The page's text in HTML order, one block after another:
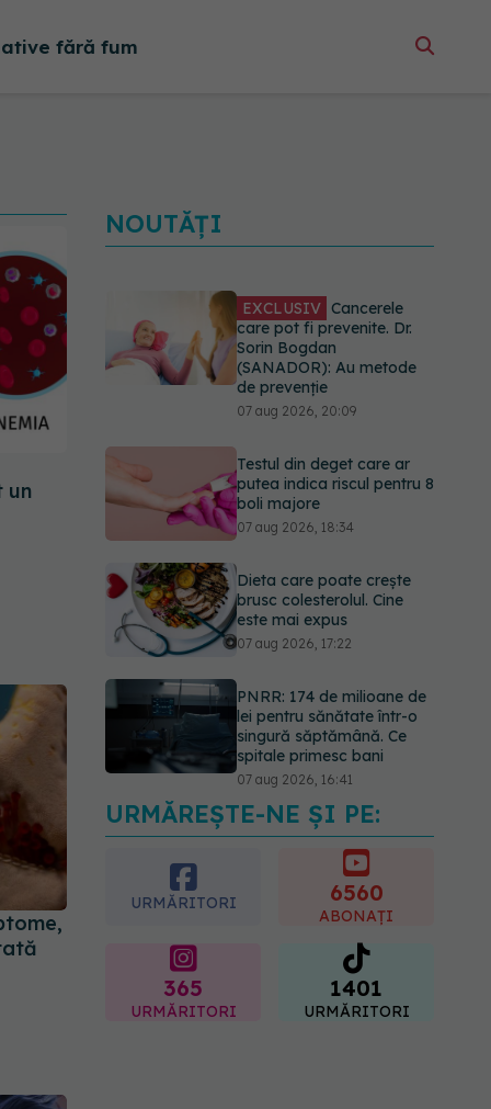
fără fum
un
NOUTĂȚI
EXCLUSIV Cancerele
care pot fi prevenite. Dr.
Sorin Bogdan
(SANADOR): Au metode
de prevenție
07 aug 2026, 20:09
Testul din deget care ar
putea indica riscul pentru 8
boli majore
07 aug 2026, 18:34
Dieta care poate crește
brusc colesterolul. Cine
este mai expus
07 aug 2026, 17:22
PNRR: 174 de milioane de
lei pentru sănătate într-o
singură săptămână. Ce
spitale primesc bani
07 aug 2026, 16:41
Ce spune culoarea ta
preferată despre vârsta
pe care o ai. Care este
"codul cromatic" al
URMĂREȘTE-NE ȘI PE:
URMĂRITORI 6560
ABONAȚI
365
URMĂRITORI
1401
URMĂRITORI